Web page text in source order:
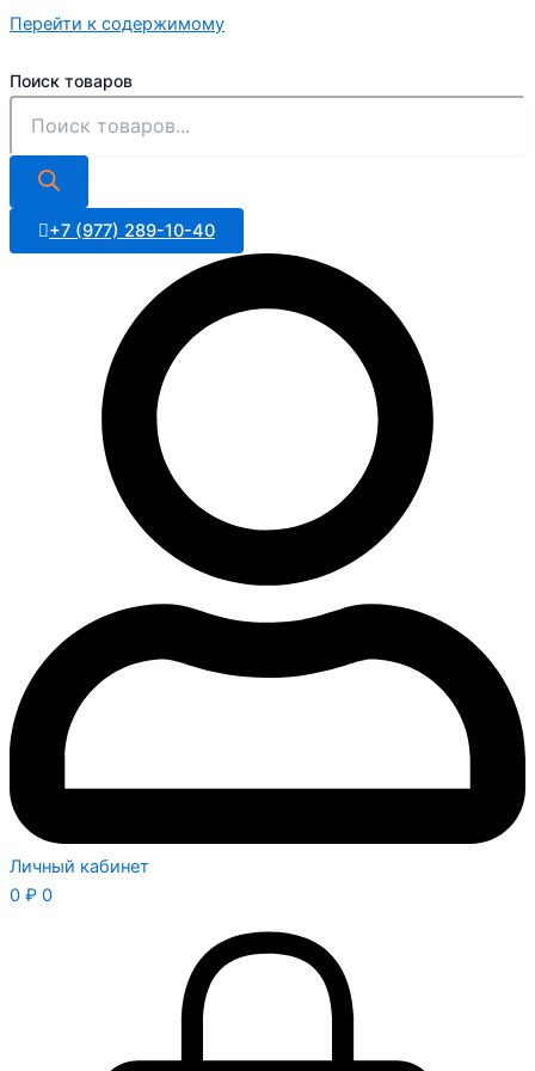
Перейти к содержимому
Поиск товаров
+7 (977) 289-10-40
Личный кабинет
0 ₽ 0